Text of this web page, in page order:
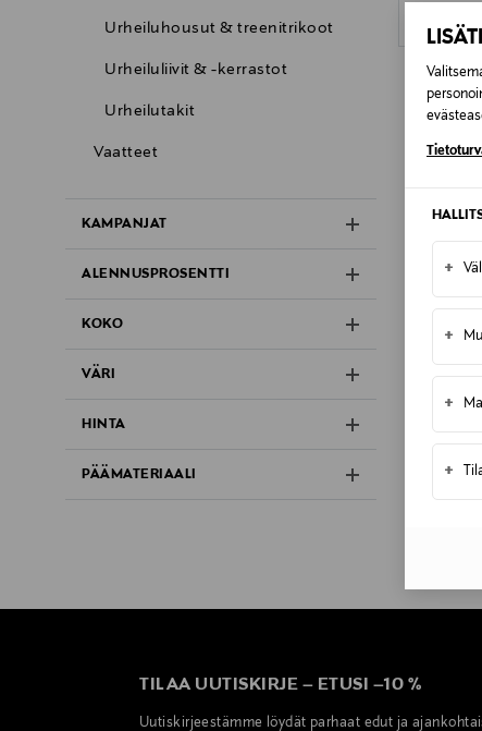
+
+
+
+
Urheiluhousut & treenitrikoot
Urheiluliivit & -kerrastot
Urheilutakit
Vaatteet
KAMPANJAT
ALENNUSPROSENTTI
KOKO
VÄRI
HINTA
PÄÄMATERIAALI
TILAA UUTISKIRJE – ETUSI –10 %
Uutiskirjeestämme löydät parhaat edut ja